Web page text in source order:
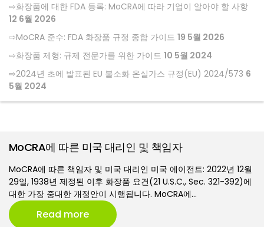
MoCRA에 따른 미국 대리인 및 책임자
MoCRA에 따른 책임자 및 미국 대리인 미국 에이전트: 2022년 12월
29일, 1938년 제정된 이후 화장품 요건(21 U.S.C., Sec. 321-392)에
대한 가장 중대한 개정안이 시행됩니다. MoCRA에…
Read more
화장품에 대한 FDA 등록: MoCRA에 따라 기업이 알아야 할 사항
12 6월 2026
MoCRA 준수: FDA 화장품 규정 종합 가이드 19 5월 2026
화장품 제형: 규제 전문가를 위한 가이드 10 5월 2024
2024년 초에 발표된 EU 불소화 온실가스 규정(EU) 2024/573 6
5월 2024